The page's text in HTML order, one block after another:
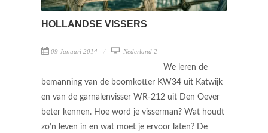
HOLLANDSE VISSERS
09 Januari 2014 Nederland 2
We leren de
bemanning van de boomkotter KW34 uit Katwijk
en van de garnalenvisser WR-212 uit Den Oever
beter kennen. Hoe word je visserman? Wat houdt
zo’n leven in en wat moet je ervoor laten? De